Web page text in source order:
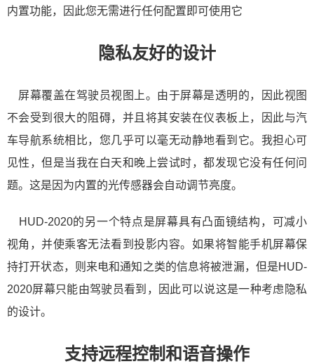
内置功能，因此您无需进行任何配置即可使用它
隐私友好的设计
屏幕覆盖在驾驶员视图上。由于屏幕是透明的，因此视图
不会受到很大的阻碍，并且将其安装在仪表板上，因此与汽
车导航系统相比，您几乎可以毫无动静地看到它。我担心可
见性，但是当我在白天和晚上尝试时，都发现它没有任何问
题。这是因为内置的光传感器会自动调节亮度。
HUD-2020的另一个特点是屏幕具有凸面镜结构，可减小
视角，并使乘客无法看到投影内容。如果将智能手机屏幕保
持打开状态，则来电和通知之类的信息将被泄漏，但是HUD-
2020屏幕只能由驾驶员看到，因此可以说这是一种考虑隐私
的设计。
支持远程控制和语音操作